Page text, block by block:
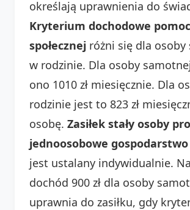
określają uprawnienia do
Kryterium dochodowe
społecznej różni się dla
w rodzinie. Dla osoby
ono 1010 zł miesięcznie. Dla
rodzinie jest to 823 zł
osobę. Zasiłek stały osoby
jednoosobowe
jest ustalany indywidualnie.
dochód 900 zł dla osoby
uprawnia do zasiłku, gdy